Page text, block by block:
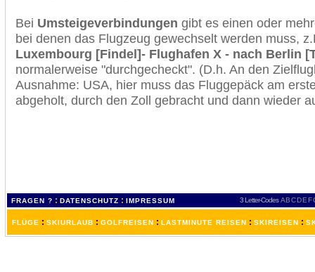
Bei Umsteigeverbindungen gibt es einen oder
bei denen das Flugzeug gewechselt werden muss,
Luxembourg [Findel]- Flughafen X - nach Berlin
normalerweise "durchgecheckt". (D.h. An den
Ausnahme: USA, hier muss das Fluggepäck am
abgeholt, durch den Zoll gebracht und dann wieder
FRAGEN ? : DATENSCHUTZ : IMPRESSUM 3 Letter-Codes ABCDEF
FLÜGE : SKIURLAUB : GOLFREISEN : LASTMINUTE REISEN : SKIREISEN :